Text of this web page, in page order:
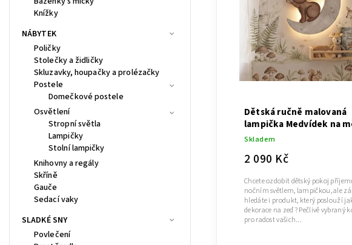
Knížky
NÁBYTEK
Poličky
Stolečky a židličky
Skluzavky, houpačky a prolézačky
Postele
Domečkové postele
Osvětlení
Stropní světla
Lampičky
Stolní lampičky
Knihovny a regály
Skříně
Gauče
Sedací vaky
SLADKÉ SNY
Povlečení
Dětská ručně malovaná
lampička Medvídek na
Skladem
2 090 Kč
Chcete ozdobit dětský pokoj
nočním světlem, lampičkou, ale
hledáte i produkt, který poslouží
dekorace na zeď ? Pečlivě vybraný
pro radost vašich...